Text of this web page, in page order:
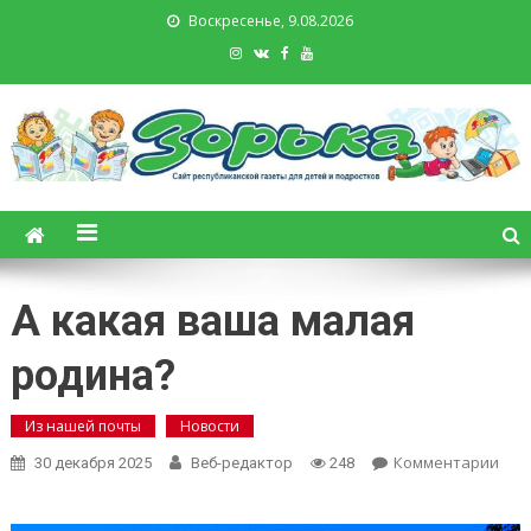
Воскресенье, 9.08.2026
Зорька. Газета для детей и
подростков
А какая ваша малая
родина?
Из нашей почты Новости
30 декабря 2025 Веб-редактор 248 Комментарииon